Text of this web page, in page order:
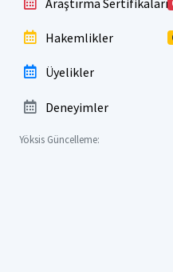
Araştırma Sertifikaları
Hakemlikler
Üyelikler
Deneyimler
Yöksis Güncelleme: